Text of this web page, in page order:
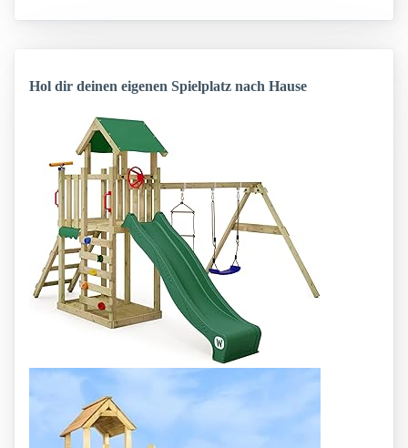
Hol dir deinen eigenen Spielplatz nach Hause